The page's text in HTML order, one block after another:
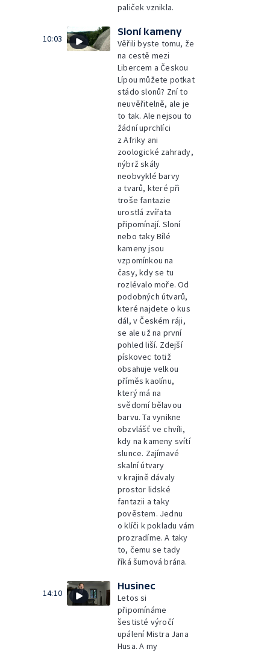
paliček vznikla.
10:03
Sloní kameny
Věřili byste tomu, že
na cestě mezi
Libercem a Českou
Lípou můžete potkat
stádo slonů? Zní to
neuvěřitelně, ale je
to tak. Ale nejsou to
žádní uprchlíci
z Afriky ani
zoologické zahrady,
nýbrž skály
neobvyklé barvy
a tvarů, které při
troše fantazie
urostlá zvířata
připomínají. Sloní
nebo taky Bílé
kameny jsou
vzpomínkou na
časy, kdy se tu
rozlévalo moře. Od
podobných útvarů,
které najdete o kus
dál, v Českém ráji,
se ale už na první
pohled liší. Zdejší
pískovec totiž
obsahuje velkou
příměs kaolínu,
který má na
svědomí bělavou
barvu. Ta vynikne
obzvlášť ve chvíli,
kdy na kameny svítí
slunce. Zajímavé
skalní útvary
v krajině dávaly
prostor lidské
fantazii a taky
pověstem. Jednu
o klíči k pokladu vám
prozradíme. A taky
to, čemu se tady
říká šumová brána.
14:10
Husinec
Letos si
připomínáme
šestisté výročí
upálení Mistra Jana
Husa. A my